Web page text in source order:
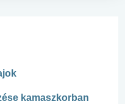
kamaszkorban